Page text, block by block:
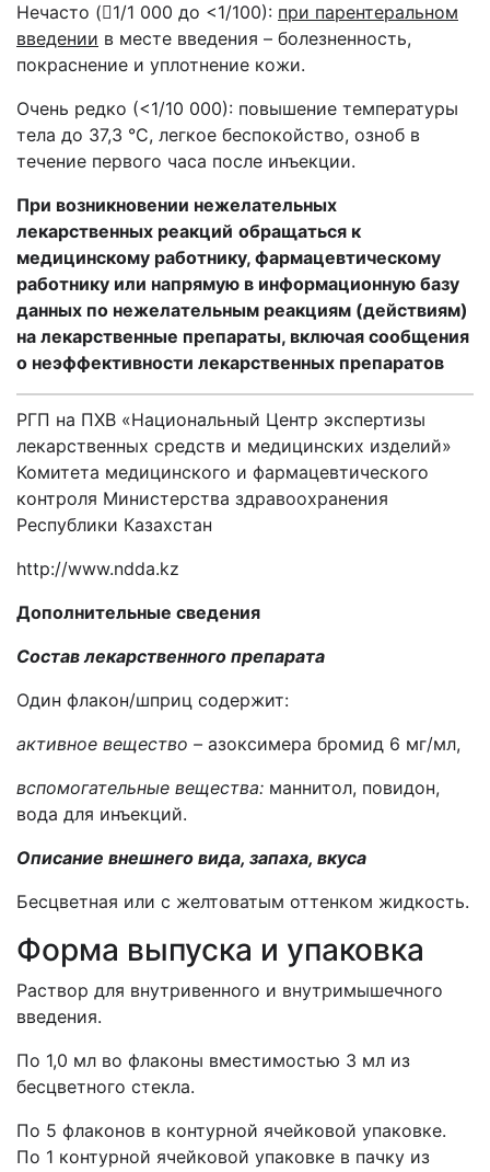
Нечасто (1/1 000 до <1/100): при парентеральном
введении в месте введения – болезненность,
покраснение и уплотнение кожи.
Очень редко (<1/10 000): повышение температуры
тела до 37,3 °C, легкое беспокойство, озноб в
течение первого часа после инъекции.
При возникновении нежелательных
лекарственных реакций обращаться к
медицинскому работнику, фармацевтическому
работнику или напрямую в информационную базу
данных по нежелательным реакциям (действиям)
на лекарственные препараты, включая сообщения
о неэффективности лекарственных препаратов
РГП на ПХВ «Национальный Центр экспертизы
лекарственных средств и медицинских изделий»
Комитета медицинского и фармацевтического
контроля Министерства здравоохранения
Республики Казахстан
http://www.ndda.kz
Дополнительные сведения
Состав лекарственного препарата
Один флакон/шприц содержит:
активное вещество – азоксимера бромид 6 мг/мл,
вспомогательные вещества: маннитол, повидон,
вода для инъекций.
Описание внешнего вида, запаха, вкуса
Бесцветная или с желтоватым оттенком жидкость.
Форма выпуска и упаковка
Раствор для внутривенного и внутримышечного
введения.
По 1,0 мл во флаконы вместимостью 3 мл из
бесцветного стекла.
По 5 флаконов в контурной ячейковой упаковке.
По 1 контурной ячейковой упаковке в пачку из